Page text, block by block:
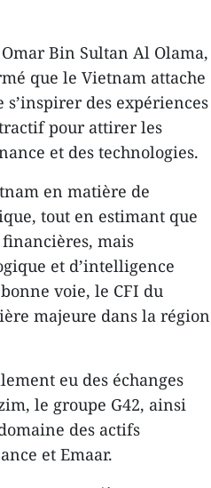
Bin Sultan Al Olama,
que le Vietnam attache
des expériences
pour attirer les
et des technologies.
en matière de
tout en estimant que
mais
et d’intelligence
voie, le CFI du
majeure dans la région
eu des échanges
le groupe G42, ainsi
des actifs
et Emaar.